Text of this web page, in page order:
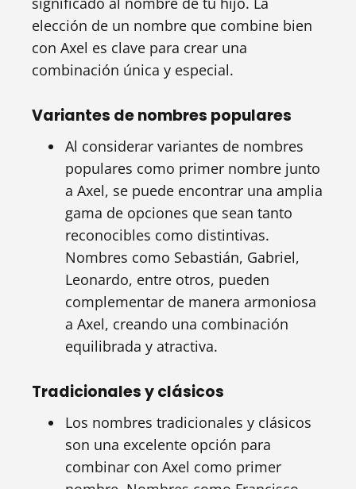
elección de un nombre que combine bien
con Axel es clave para crear una
combinación única y especial.
Variantes de nombres populares
Al considerar variantes de nombres
populares como primer nombre junto
a Axel, se puede encontrar una amplia
gama de opciones que sean tanto
reconocibles como distintivas.
Nombres como Sebastián, Gabriel,
Leonardo, entre otros, pueden
complementar de manera armoniosa
a Axel, creando una combinación
equilibrada y atractiva.
Tradicionales y clásicos
Los nombres tradicionales y clásicos
son una excelente opción para
combinar con Axel como primer